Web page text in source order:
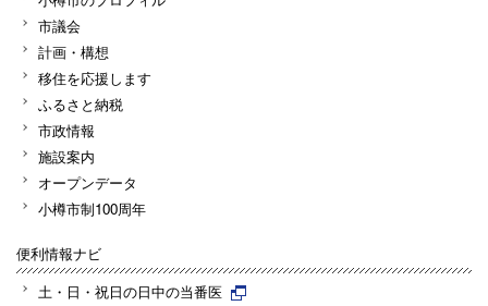
市議会
計画・構想
移住を応援します
ふるさと納税
市政情報
施設案内
オープンデータ
小樽市制100周年
便利情報ナビ
土・日・祝日の日中の当番医